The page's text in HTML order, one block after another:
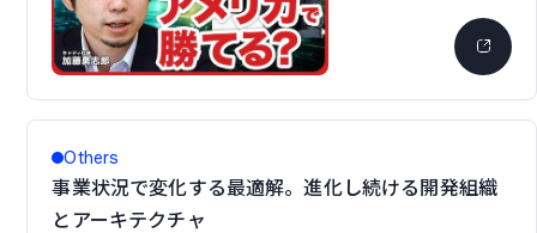
Others
事業状況で変化する最適解。進化し続ける開発組織
とアーキテクチャ